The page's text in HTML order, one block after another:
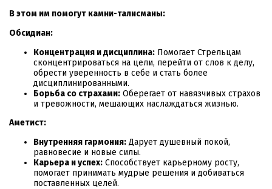
В этом им помогут камни-талисманы:
Обсидиан:
Концентрация и дисциплина: Помогает Стрельцам
сконцентрироваться на цели, перейти от слов к делу,
обрести уверенность в себе и стать более
дисциплинированными.
Борьба со страхами: Оберегает от навязчивых страхов
и тревожности, мешающих наслаждаться жизнью.
Аметист:
Внутренняя гармония: Дарует душевный покой,
равновесие и новые силы.
Карьера и успех: Способствует карьерному росту,
помогает принимать мудрые решения и добиваться
поставленных целей.